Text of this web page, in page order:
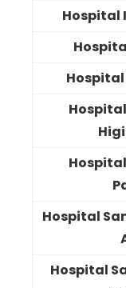
Hospital
Hospital
Hospital